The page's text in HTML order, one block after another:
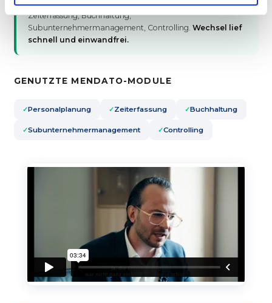
Jahresumsatz. Alle 5 Module im Einsatz: Personalplanung,
Zeiterfassung, Buchhaltung,
Subunternehmermanagement, Controlling. Wechsel lief
schnell und einwandfrei.
GENUTZTE MENDATO-MODULE
Personalplanung Zeiterfassung Buchhaltung
Subunternehmermanagement Controlling